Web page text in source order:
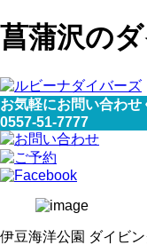
菖蒲沢の
お気軽にお問い合わせ
0557-51-7777
伊豆海洋公園 ダイビ